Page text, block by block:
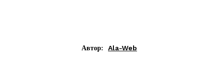
Автор: Ala-Web